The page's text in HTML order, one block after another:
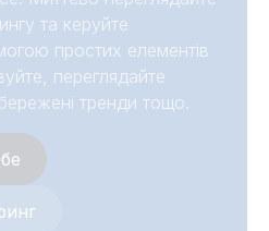
(left)
(right)
(front)
(front)
та керуйте
простих елементів
переглядайте
тренди тощо.